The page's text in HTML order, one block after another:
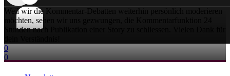
Weil wir die Kommentar-Debatten weiterhin persönlich moderieren
möchten, sehen wir uns gezwungen, die Kommentarfunktion 24
Stunden nach Publikation einer Story zu schliessen. Vielen Dank für
0
0